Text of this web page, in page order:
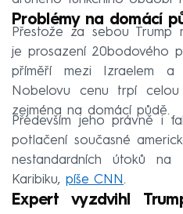
Problémy na domácí
Přestože za sebou Trump
je prosazení 20bodového
příměří mezi Izraelem a
Nobelovu cenu trpí
zejména na domácí půdě.
Především jeho právně i
potlačení současné
nestandardních útoků
Karibiku, píše CNN.
Expert vyzdvihl